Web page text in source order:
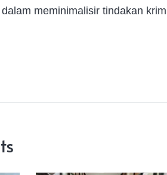
meminimalisir tindakan